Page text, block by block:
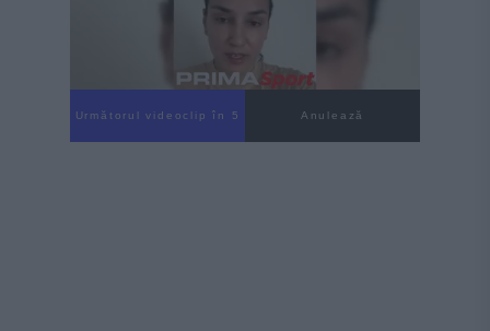
Următorul videoclip în 4 Anulează